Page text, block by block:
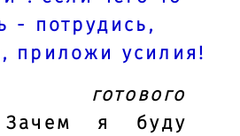
- потрудись,
приложи усилия!
готового
я буду